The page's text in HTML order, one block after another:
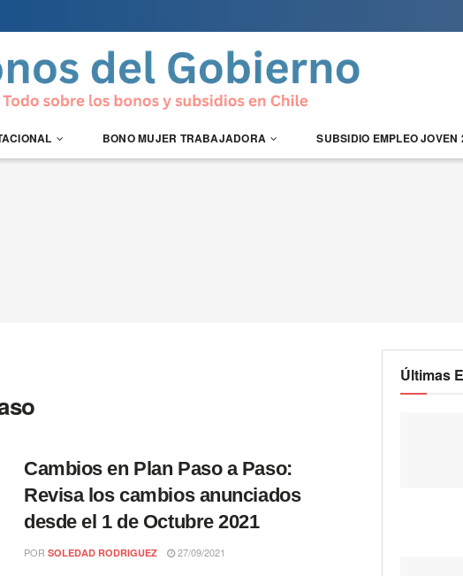
BONO MUJER TRABAJADORA SUBSIDIO EMPLEO JOVEN
Cambios en Plan Paso a Paso:
Revisa los cambios anunciados
desde el 1 de Octubre 2021
POR SOLEDAD RODRIGUEZ 27/09/2021
Últimas